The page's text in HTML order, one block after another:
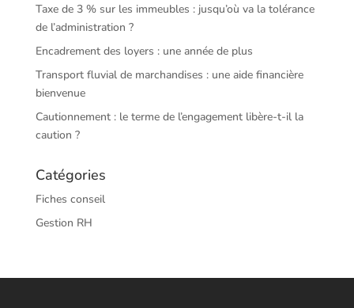
Taxe de 3 % sur les immeubles : jusqu’où va la tolérance
de l’administration ?
Encadrement des loyers : une année de plus
Transport fluvial de marchandises : une aide financière
bienvenue
Cautionnement : le terme de l’engagement libère-t-il la
caution ?
Catégories
Fiches conseil
Gestion RH